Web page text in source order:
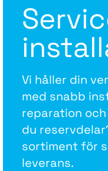
Vi håller din
med snabb
reparation
du
sortiment för
leverans.